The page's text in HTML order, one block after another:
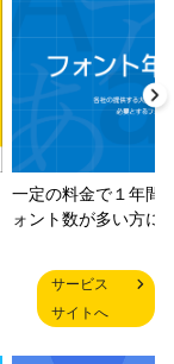
一定の料金で１年間
ォント数が多い方に
サービス
サイトへ